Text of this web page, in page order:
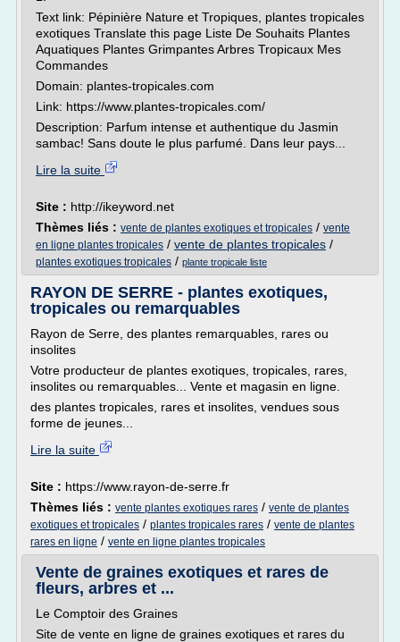
Text link: Pépinière Nature et Tropiques, plantes tropicales
exotiques Translate this page Liste De Souhaits Plantes
Aquatiques Plantes Grimpantes Arbres Tropicaux Mes
Commandes
Domain: plantes-tropicales.com
Link: https://www.plantes-tropicales.com/
Description: Parfum intense et authentique du Jasmin
sambac! Sans doute le plus parfumé. Dans leur pays...
Lire la suite
Site : http://ikeyword.net
Thèmes liés : vente de plantes exotiques et tropicales / vente
en ligne plantes tropicales / vente de plantes tropicales /
plantes exotiques tropicales / plante tropicale liste
RAYON DE SERRE - plantes exotiques,
tropicales ou remarquables
Rayon de Serre, des plantes remarquables, rares ou
insolites
Votre producteur de plantes exotiques, tropicales, rares,
insolites ou remarquables... Vente et magasin en ligne.
des plantes tropicales, rares et insolites, vendues sous
forme de jeunes...
Lire la suite
Site : https://www.rayon-de-serre.fr
Thèmes liés : vente plantes exotiques rares / vente de plantes
exotiques et tropicales / plantes tropicales rares / vente de plantes
rares en ligne / vente en ligne plantes tropicales
Vente de graines exotiques et rares de
fleurs, arbres et ...
Le Comptoir des Graines
Site de vente en ligne de graines exotiques et rares du